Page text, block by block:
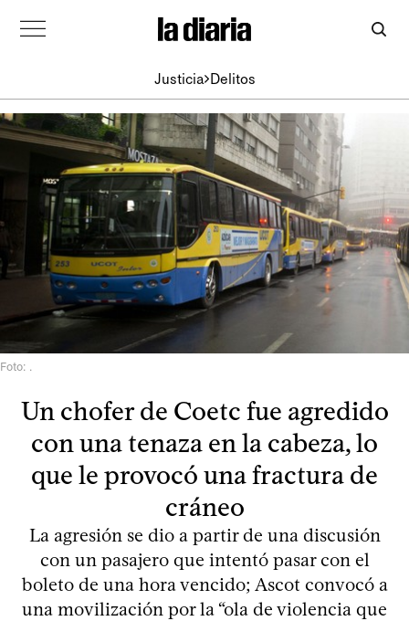
Justicia Delitos
Foto: .
Un chofer de Coetc fue agredido
con una tenaza en la cabeza, lo
que le provocó una fractura de
cráneo
La agresión se dio a partir de una discusión
con un pasajero que intentó pasar con el
boleto de una hora vencido; Ascot convocó a
una movilización por la “ola de violencia que